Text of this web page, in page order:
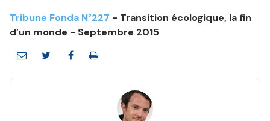
Tribune Fonda N°227 - Transition écologique, la fin
d’un monde - Septembre 2015